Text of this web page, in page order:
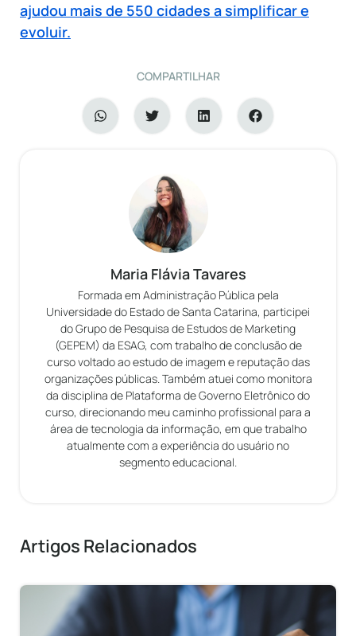
ajudou mais de 550 cidades a simplificar e
evoluir.
COMPARTILHAR
Maria Flávia Tavares
Formada em Administração Pública pela
Universidade do Estado de Santa Catarina, participei
do Grupo de Pesquisa de Estudos de Marketing
(GEPEM) da ESAG, com trabalho de conclusão de
curso voltado ao estudo de imagem e reputação das
organizações públicas. Também atuei como monitora
da disciplina de Plataforma de Governo Eletrônico do
curso, direcionando meu caminho profissional para a
área de tecnologia da informação, em que trabalho
atualmente com a experiência do usuário no
segmento educacional.
Artigos Relacionados